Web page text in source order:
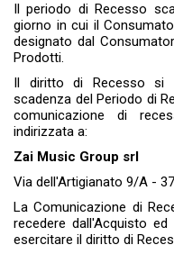
Il periodo di Recesso
giorno in cui il
designato dal
Prodotti.
Il diritto di Recesso si
scadenza del Periodo di
comunicazione di
indirizzata a:
Zai Music Group srl
Via dell'Artigianato 9/A -
La Comunicazione di
recedere dall'Acquisto
esercitare il diritto di